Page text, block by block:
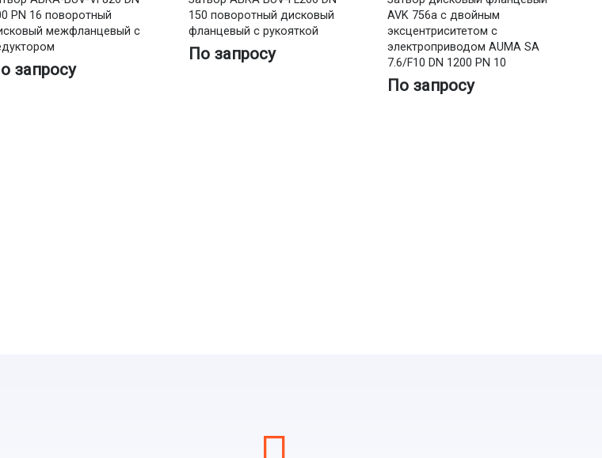
PN 16 поворотный
межфланцевый с
запросу
150 поворотный дисковый
фланцевый с рукояткой
По запросу
AVK 756a с двойным
эксцентриситетом с
электроприводом AUMA SA
7.6/F10 DN 1200 PN 10
По запросу